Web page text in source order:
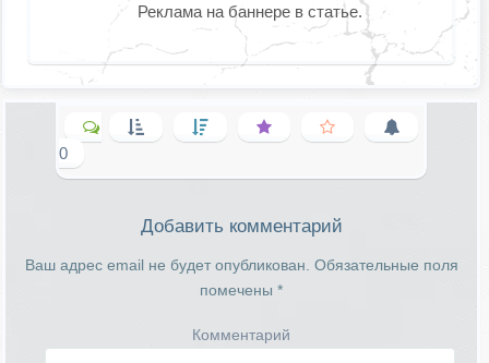
Реклама на баннере в статье.
0
Добавить комментарий
Ваш адрес email не будет опубликован. Обязательные поля
помечены *
Комментарий